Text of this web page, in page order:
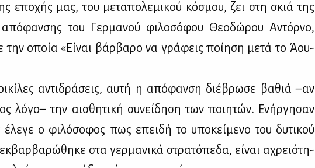
επο­χής μας, του με­τα­πο­λε­μι­κού κό­σμου, ζει στη σκιά της
από­φαν­σης του Γερ­μα­νού φι­λο­σό­φου Θε­ο­δώ­ρου Αντόρ­νο,
οποία «Εί­ναι βάρ­βα­ρο να γρά­φεις ποί­η­ση με­τά το Άου­
αντι­δρά­σεις, αυ­τή η από­φαν­ση διέ­βρω­σε βα­θιά –αν
λό­γο– την αι­σθη­τι­κή συ­νεί­δη­ση των ποι­η­τών. Ενήρ­γη­σαν
έλε­γε ο φι­λό­σο­φος πως επει­δή το υπο­κεί­με­νο του δυ­τι­κού
στα γερ­μα­νι­κά στρα­τό­πε­δα, εί­ναι αχρειό­τη­